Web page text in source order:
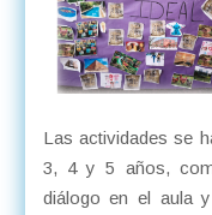
Las actividades se
3, 4 y 5 años,
diálogo en el aula